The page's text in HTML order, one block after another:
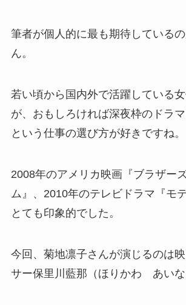
筆者が個人的に最も期待している
ん。
若い頃から国内外で活躍している
が、おもしろければ深夜枠のドラ
という仕事の選び方が好きですね。
2008年のアメリカ映画『ブラザー
ム』、2010年のテレビドラマ『モ
とても印象的でした。
今回、菊地凛子さんが演じるのは
サー保里川藍那（ほりかわ あいな